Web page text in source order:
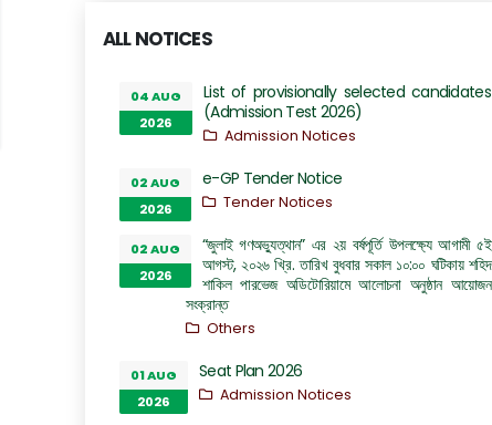
ALL NOTICES
04 AUG
2026
List of provisionally selected candidates
(Admission Test 2026)
Admission Notices
02 AUG
2026
e-GP Tender Notice
Tender Notices
02 AUG
2026
“জুলাই গণঅভ্যুত্থান” এর ২য় বর্ষপূর্তি উপলক্ষ্যে আগামী ৫ই
আগস্ট, ২০২৬ খ্রি. তারিখ বুধবার সকাল ১০:০০ ঘটিকায় শহিদ
শাকিল পারভেজ অডিটোরিয়ামে আলোচনা অনুষ্ঠান আয়োজন
সংক্রান্ত
Others
01 AUG
2026
Seat Plan 2026
Admission Notices